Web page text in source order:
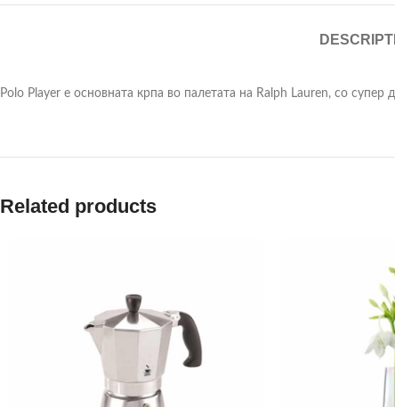
Polo Player е основната крпа во палетата на Ralph Lauren, со
Related products